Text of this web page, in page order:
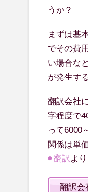
うか？
まずは基
でその費
い場合な
が発生す
翻訳会社
字程度で
って6000
関係は単
翻訳 よ
翻訳会